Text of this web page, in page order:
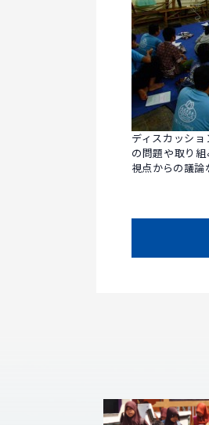
ディスカッシ
の問題や取り
視点からの議論